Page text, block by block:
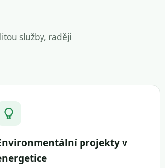
služby, raději
projekty v